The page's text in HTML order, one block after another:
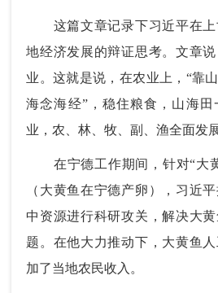
这篇文章记录下习近平在上
地经济发展的辩证思考。文章
业。这就是说，在农业上，“靠
海念海经”，稳住粮食，山海
业，农、林、牧、副、渔全面发展
在宁德工作期间，针对“大
（大黄鱼在宁德产卵），习近
中资源进行科研攻关，解决大
题。在他大力推动下，大黄鱼
加了当地农民收入。